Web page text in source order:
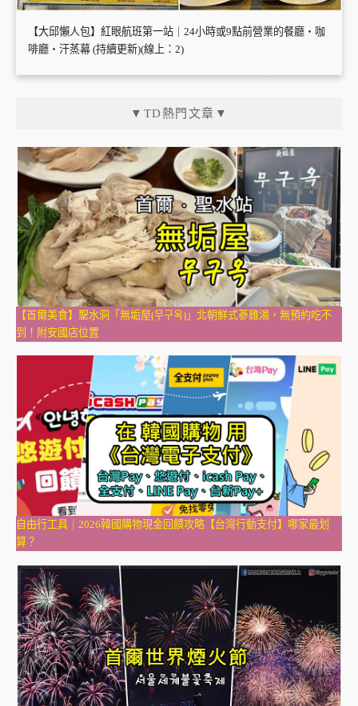
【大邱懶人包】紅眼航班第一站｜24小時或9點前營業的餐廳・咖
啡廳・汗蒸幕 (持續更新)(線上：2)
▼TD熱門文章▼
【首爾美食】聖水洞「無垢屋(무구옥)」北朝鮮式蔘雞湯，無預約吃不
到！附安國店位置
自由行工具｜2026韓國購物現金回饋攻略【台灣行動支付】哪家最划
算？